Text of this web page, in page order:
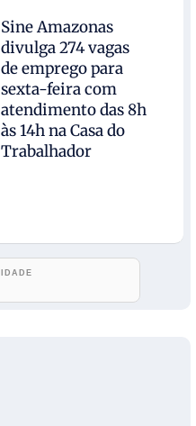
Sine Amazonas
divulga 274 vagas
de emprego para
sexta-feira com
atendimento das 8h
às 14h na Casa do
Trabalhador